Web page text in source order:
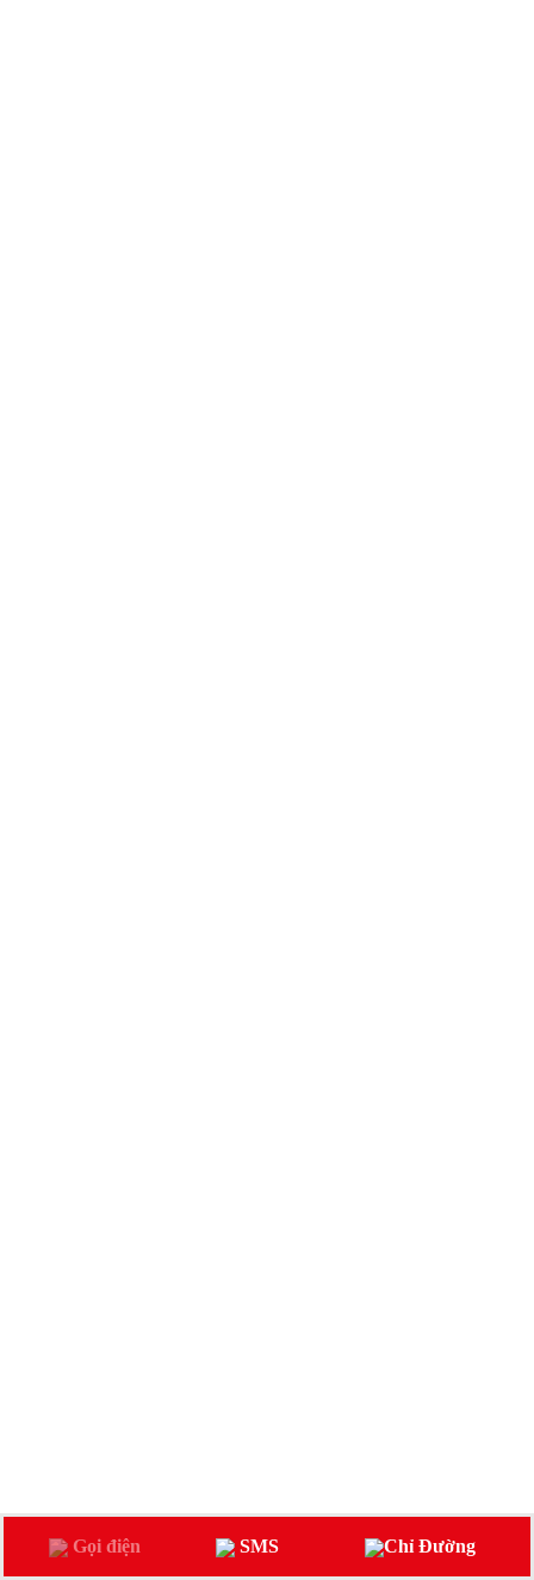
Gọi điện SMS Chỉ Đường